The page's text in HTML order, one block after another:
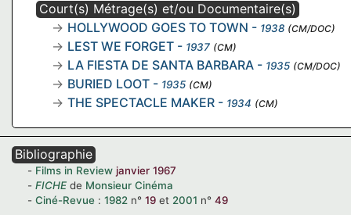
Court(s) Métrage(s) et/ou Documentaire(s)
HOLLYWOOD GOES TO TOWN - 1938 (CM/DOC)
LEST WE FORGET - 1937 (CM)
LA FIESTA DE SANTA BARBARA - 1935 (CM/DOC)
BURIED LOOT - 1935 (CM)
THE SPECTACLE MAKER - 1934 (CM)
Bibliographie
Films in Review janvier 1967
FICHE de Monsieur Cinéma
Ciné-Revue : 1982 n° 19 et 2001 n° 49